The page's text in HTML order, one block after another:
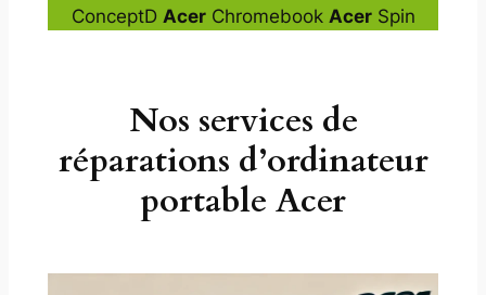
ConceptD AcerChromebook AcerSpin
Nos services de
réparations d’ordinateur
portable Acer